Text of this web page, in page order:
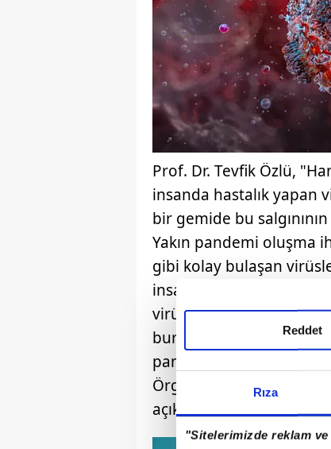
Rıza
"Sitelerimizde reklam
Reddet
Prof. Dr. Tevfik Özlü,
insanda hastalık yapan
bir gemide bu
Yakın pandemi oluşma
gibi kolay bulaşan
insandan insana
virüs değil. Bu uzun
burada hızlı yayılma ve
pandemiye dönüşme
Örgütü gibi örgütler
açıkladılar" dedi.